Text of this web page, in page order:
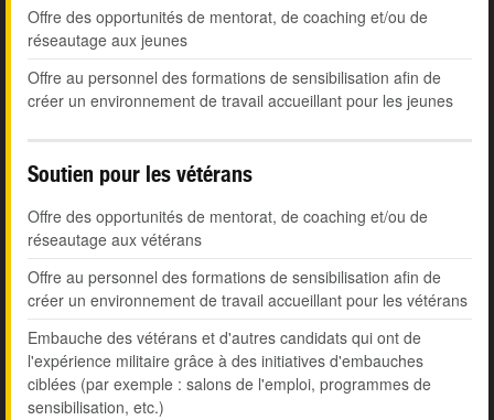
Offre des opportunités de mentorat, de coaching et/ou de
réseautage aux jeunes
Offre au personnel des formations de sensibilisation afin de
créer un environnement de travail accueillant pour les jeunes
Soutien pour les vétérans
Offre des opportunités de mentorat, de coaching et/ou de
réseautage aux vétérans
Offre au personnel des formations de sensibilisation afin de
créer un environnement de travail accueillant pour les vétérans
Embauche des vétérans et d'autres candidats qui ont de
l'expérience militaire grâce à des initiatives d'embauches
ciblées (par exemple : salons de l'emploi, programmes de
sensibilisation, etc.)